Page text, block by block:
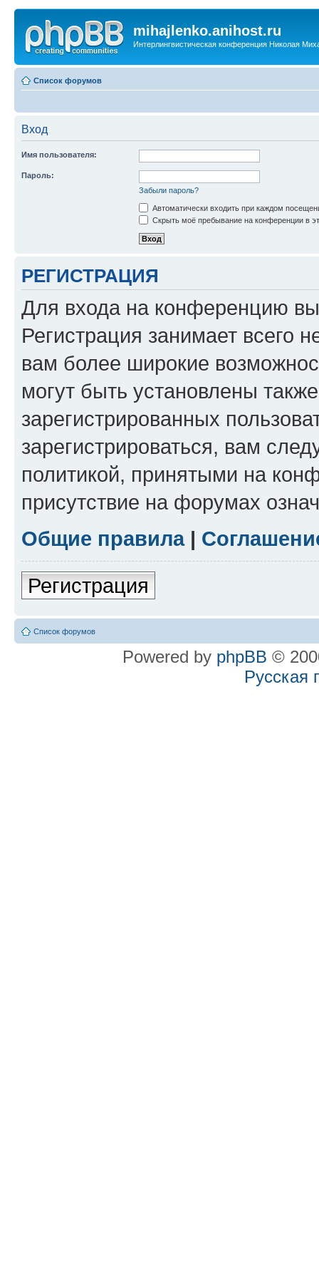
mihajlenko.anihost.ru
Интерлингвистическая конференция Николая
Список форумов
Вход
Имя пользователя:
Пароль:
Забыли пароль?
Автоматически входить при каждом
Скрыть моё пребывание на конференции в
РЕГИСТРАЦИЯ
Для входа на конференцию
Регистрация занимает всего
вам более широкие
могут быть установлены
зарегистрированных
зарегистрироваться, вам
политикой, принятыми на
присутствие на форумах
Общие правила|
Регистрация
Список форумов
Powered by phpBB ©
Русская